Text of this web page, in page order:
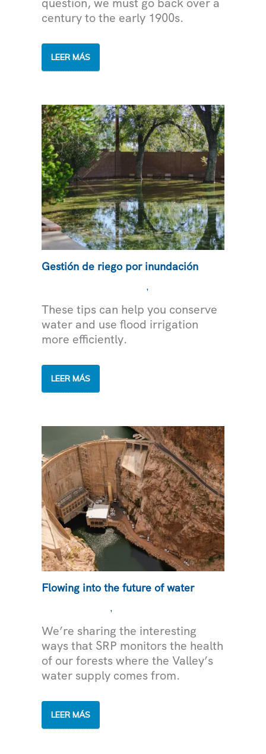
century to the early 1900s.
LA
DE
ARIZONA
LEER MÁS
Gestión de riego por inundación
,
These tips can help you conserve
water and use flood irrigation
more efficiently.
GESTIÓN
RIEGO
LEER MÁS
Flowing into the future of water
,
We’re sharing the interesting
ways that SRP monitors the health
of our forests where the Valley’s
water supply comes from.
FLOWING
THE
LEER MÁS